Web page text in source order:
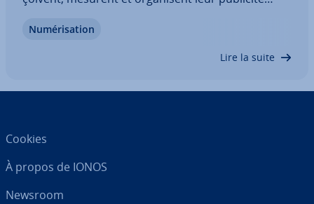
des annonces et groupes cibles au ré­fé­ren­ce­ment,
Nu­mé­ri­sa­tion
Lire la suite
Cookies
À propos de IONOS
Newsroom